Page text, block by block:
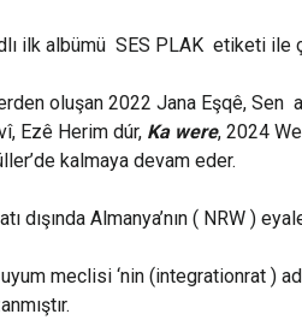
ilk albümü SES PLAK etiketi ile
oluşan 2022 Jana Eşqê, Sen
Ezê Herim dúr, Ka were, 2024
kalmaya devam eder.
dışında Almanya’nın ( NRW )
meclisi ‘nin (integrationrat )